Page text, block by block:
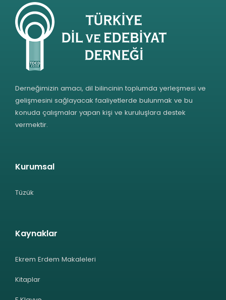
Derneğimizin amacı, dil bilincinin toplumda yerleşmesi ve
gelişmesini sağlayacak faaliyetlerde bulunmak ve bu
konuda çalışmalar yapan kişi ve kuruluşlara destek
vermektir.
Kurumsal
Tüzük
Kaynaklar
Ekrem Erdem Makaleleri
Kitaplar